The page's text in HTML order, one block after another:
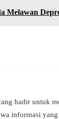
Melawan
hadir untuk
informasi yang